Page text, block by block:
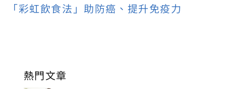
「彩虹飲食法」助防癌、提升免疫力
熱門文章